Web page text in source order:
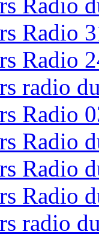
Radio
Radio
radio
Radio
Radio
Radio
Radio
radio